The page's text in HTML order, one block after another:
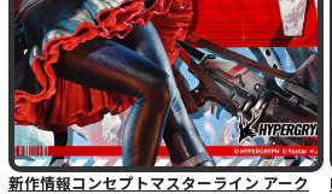
新作情報コンセプトマスターライン アーク